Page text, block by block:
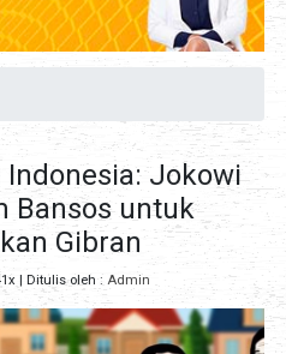
Jokowi
Bansos untuk
Gibran
| Ditulis oleh : Admin